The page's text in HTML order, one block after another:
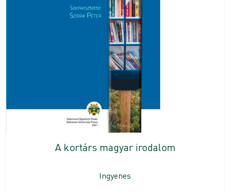
A kortárs magyar irodalom
Ingyenes